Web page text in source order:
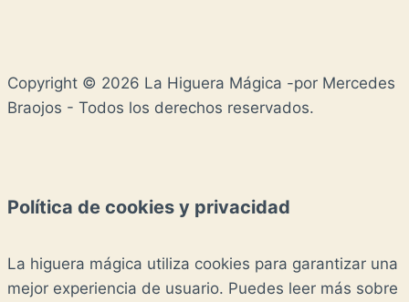
Copyright © 2026 La Higuera Mágica -por Mercedes
Braojos - Todos los derechos reservados.
Política de cookies y privacidad
La higuera mágica utiliza cookies para garantizar una
mejor experiencia de usuario. Puedes leer más sobre